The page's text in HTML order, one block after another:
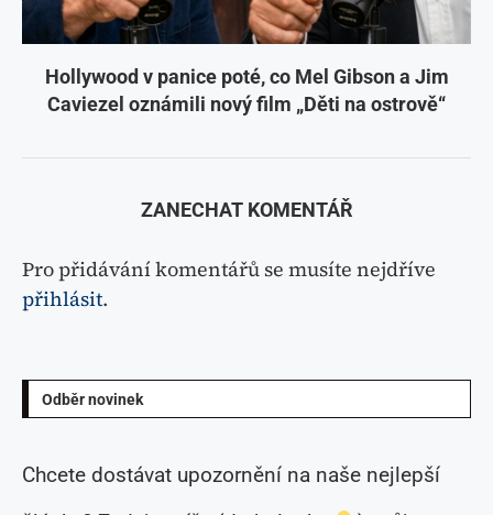
Hollywood v panice poté, co Mel Gibson a Jim
Caviezel oznámili nový film „Děti na ostrově“
ZANECHAT KOMENTÁŘ
Pro přidávání komentářů se musíte nejdříve
přihlásit.
Odběr novinek
Chcete dostávat upozornění na naše nejlepší